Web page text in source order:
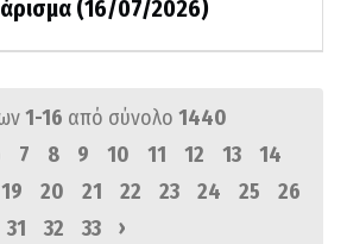
(16/07/2026)
1-16 από σύνολο 1440
7 8 9 10 11 12 13
14
19 20 21 22 23 24 25
26
31 32 33 ›